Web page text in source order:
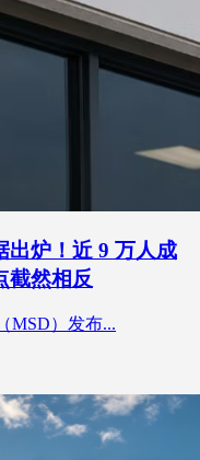
出炉！近 9 万人成
截然相反
MSD）发布...